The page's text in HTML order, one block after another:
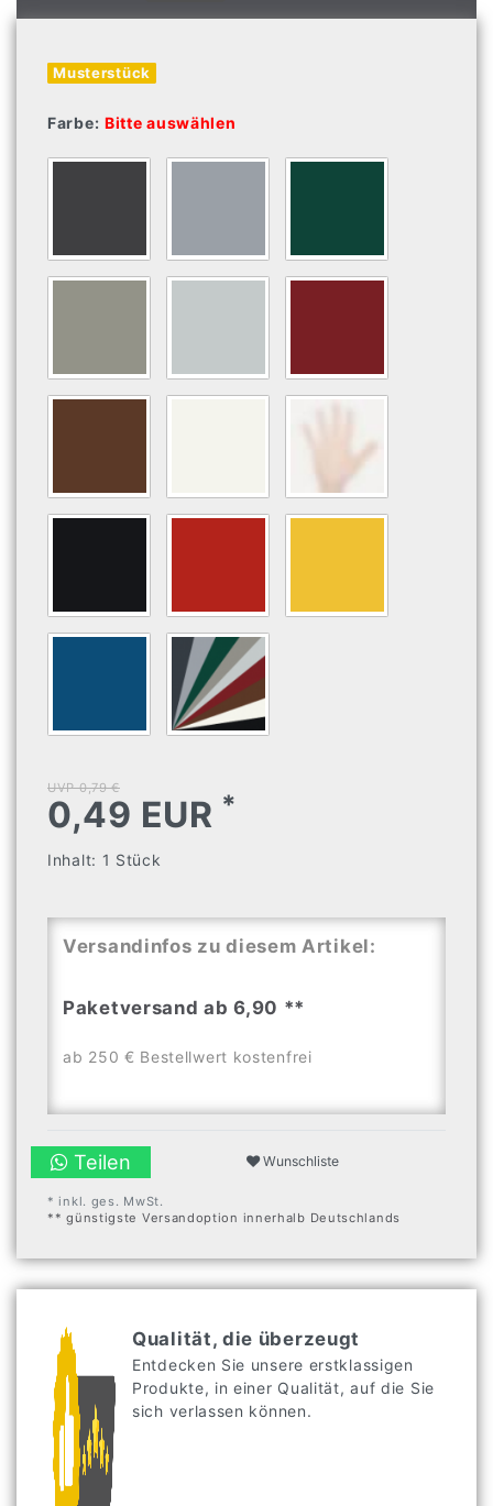
Musterstück
Farbe: Bitte auswählen
UVP 0,79 €
0,49 EUR *
Inhalt: 1 Stück
Versandinfos zu diesem Artikel:
Paketversand ab 6,90 **
ab 250 € Bestellwert kostenfrei
Teilen Wunschliste
* inkl. ges. MwSt.
** günstigste Versandoption innerhalb Deutschlands
Qualität, die überzeugt
Entdecken Sie unsere erstklassigen
Produkte, in einer Qualität, auf die Sie
sich verlassen können.